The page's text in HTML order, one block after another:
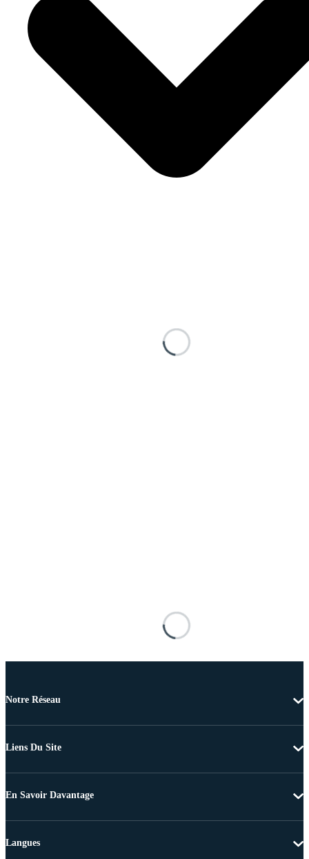
Notre Réseau
Liens Du Site
En Savoir Davantage
Langues